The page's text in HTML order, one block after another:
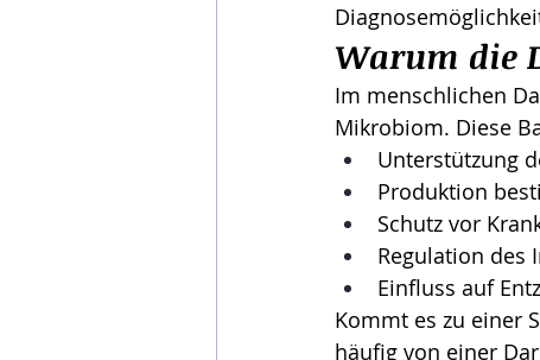
Warum die
Im menschlichen
Mikrobiom. Diese
Unterstützung
Produktion
Schutz vor
Regulation des
Einfluss auf
Kommt es zu einer
häufig von einer